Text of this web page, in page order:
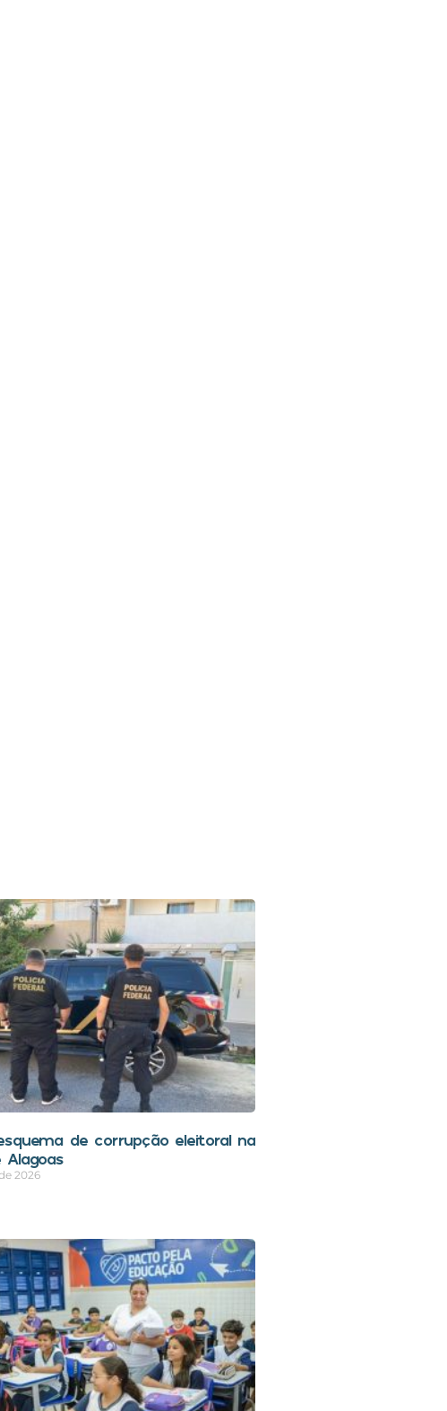
de corrupção eleitoral na
2026